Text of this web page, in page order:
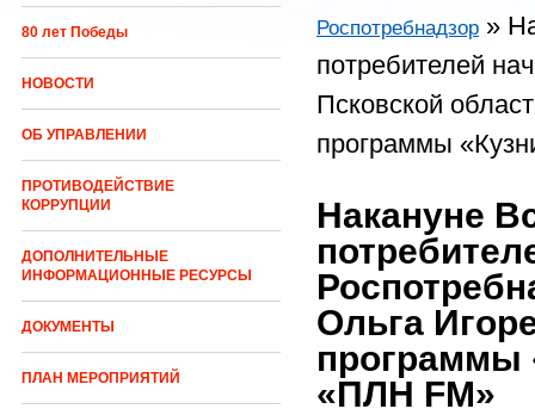
80 лет Победы
НОВОСТИ
ОБ УПРАВЛЕНИИ
ПРОТИВОДЕЙСТВИЕ
КОРРУПЦИИ
ДОПОЛНИТЕЛЬНЫЕ
ИНФОРМАЦИОННЫЕ РЕСУРСЫ
ДОКУМЕНТЫ
ПЛАН МЕРОПРИЯТИЙ
Вы здесь
Роспотребнадзор »
потребителей
Псковской
программы
Накануне
Ольга
программы
«ПЛН FM»